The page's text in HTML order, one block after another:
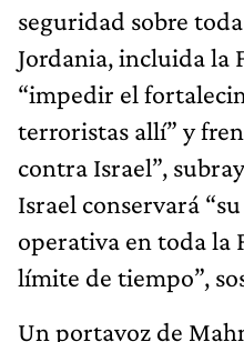
seguridad sobre
Jordania, incluida la
“impedir el
terroristas allí” y
contra Israel”,
Israel conservará
operativa en toda la
límite de tiempo”,
Un portavoz de